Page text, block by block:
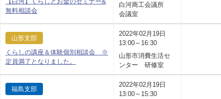
無料相談会
白河商工会議所
会議室
山形支部
くらしの講座＆体験個別相談会 ※
定員満了となりました。
2022年02月19日
13:00～16:30
山形市消費生活セ
ンター 研修室
福島支部
2022年02月19日
13:00～15:30